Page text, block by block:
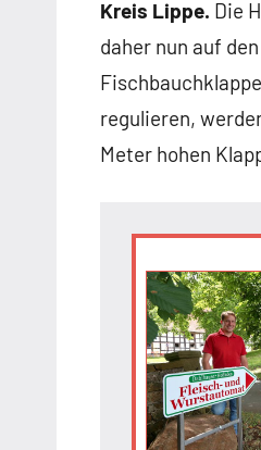
Kreis Lippe. Die
daher nun auf
regulieren,
Meter hohen